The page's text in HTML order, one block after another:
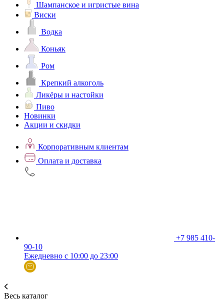
Шампанское и игристые вина
Виски
Водка
Коньяк
Ром
Крепкий алкоголь
Ликёры и настойки
Пиво
Новинки
Акции и скидки
Корпоративным клиентам
Оплата и доставка
+7 985 410-
90-10
Ежедневно с 10:00 до 23:00
Весь каталог